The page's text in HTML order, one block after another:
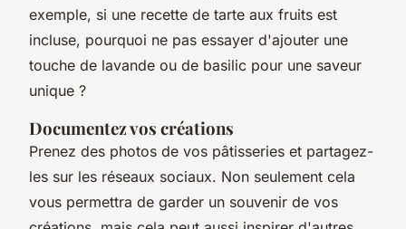
exemple, si une recette de tarte aux fruits est
incluse, pourquoi ne pas essayer d'ajouter une
touche de lavande ou de basilic pour une saveur
unique ?
Documentez vos créations
Prenez des photos de vos pâtisseries et partagez-
les sur les réseaux sociaux. Non seulement cela
vous permettra de garder un souvenir de vos